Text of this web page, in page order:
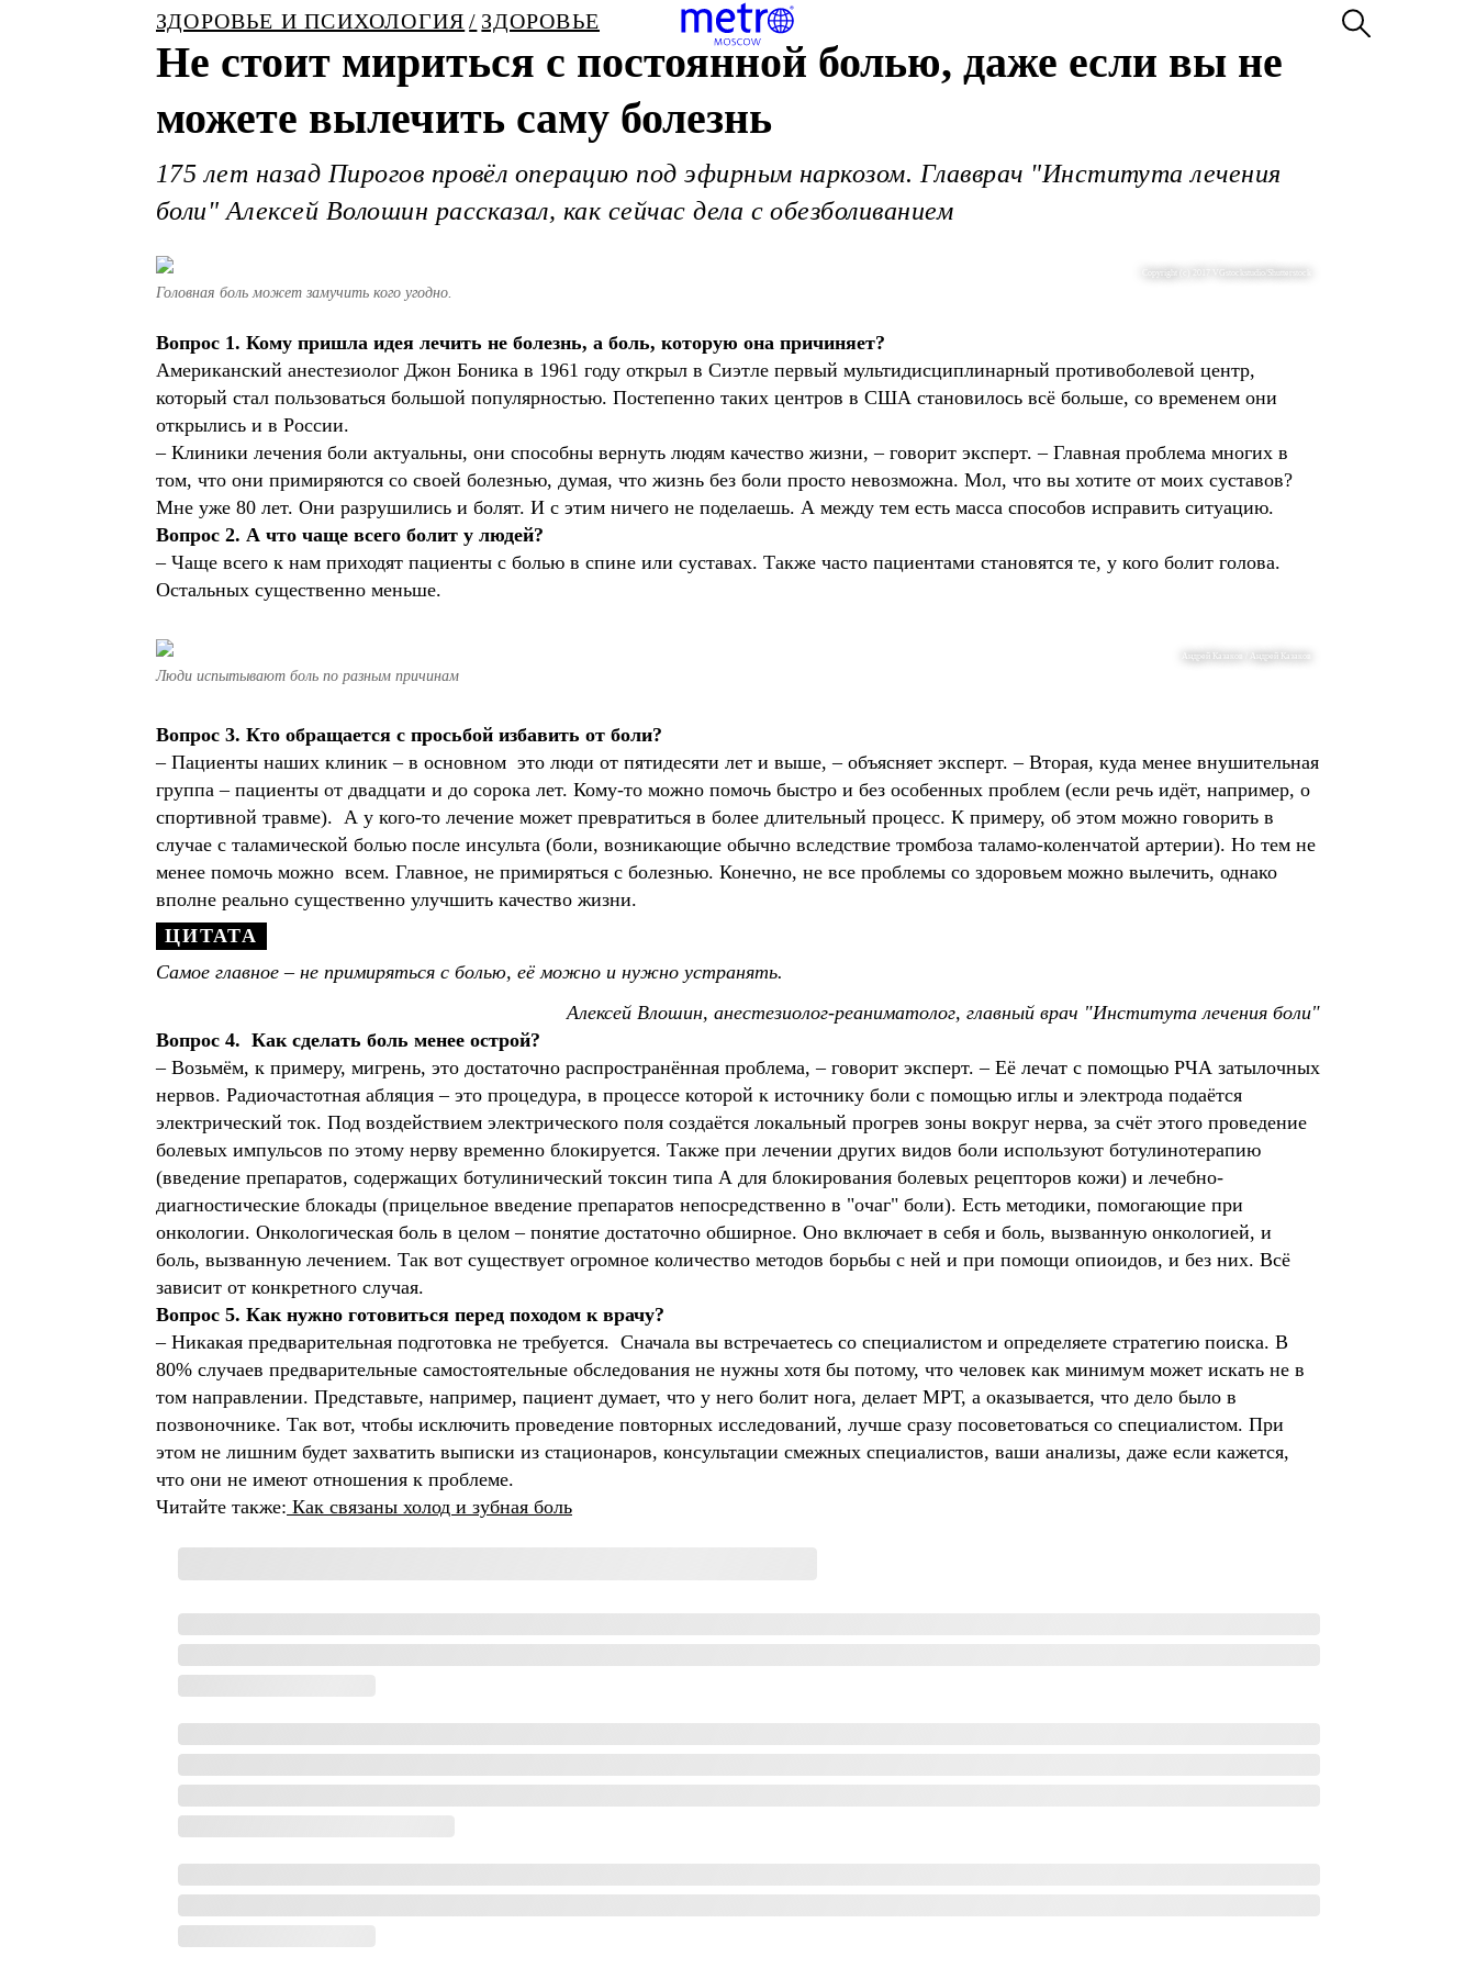
ЗДОРОВЬЕ И ПСИХОЛОГИЯ ЗДОРОВЬЕ
Не стоит мириться с постоянной болью, даже если вы не
можете вылечить саму болезнь
175 лет назад Пирогов провёл операцию под эфирным наркозом. Главврач "Института лечения
боли" Алексей Волошин рассказал, как сейчас дела с обезболиванием
Copyright (c) 2017 VGstockstudio/Shutterstock
Головная боль может замучить кого угодно.
Вопрос 1. Кому пришла идея лечить не болезнь, а боль, которую она причиняет?
Американский анестезиолог Джон Боника в 1961 году открыл в Сиэтле первый мультидисциплинарный противоболевой центр,
который стал пользоваться большой популярностью. Постепенно таких центров в США становилось всё больше, со временем они
открылись и в России.
– Клиники лечения боли актуальны, они способны вернуть людям качество жизни, – говорит эксперт. – Главная проблема многих в
том, что они примиряются со своей болезнью, думая, что жизнь без боли просто невозможна. Мол, что вы хотите от моих суставов?
Мне уже 80 лет. Они разрушились и болят. И с этим ничего не поделаешь. А между тем есть масса способов исправить ситуацию.
Вопрос 2. А что чаще всего болит у людей?
– Чаще всего к нам приходят пациенты с болью в спине или суставах. Также часто пациентами становятся те, у кого болит голова.
Остальных существенно меньше.
Андрей Казаков / Андрей Казаков
Люди испытывают боль по разным причинам
Вопрос 3. Кто обращается с просьбой избавить от боли?
– Пациенты наших клиник – в основном это люди от пятидесяти лет и выше, – объясняет эксперт. – Вторая, куда менее внушительная
группа – пациенты от двадцати и до сорока лет. Кому-то можно помочь быстро и без особенных проблем (если речь идёт, например, о
спортивной травме). А у кого-то лечение может превратиться в более длительный процесс. К примеру, об этом можно говорить в
случае с таламической болью после инсульта (боли, возникающие обычно вследствие тромбоза таламо-коленчатой артерии). Но тем не
менее помочь можно всем. Главное, не примиряться с болезнью. Конечно, не все проблемы со здоровьем можно вылечить, однако
вполне реально существенно улучшить качество жизни.
Самое главное – не примиряться с болью, её можно и нужно устранять.
Алексей Влошин, анестезиолог-реаниматолог, главный врач "Института лечения боли"
Вопрос 4. Как сделать боль менее острой?
– Возьмём, к примеру, мигрень, это достаточно распространённая проблема, – говорит эксперт. – Её лечат с помощью РЧА затылочных
нервов. Радиочастотная абляция – это процедура, в процессе которой к источнику боли с помощью иглы и электрода подаётся
электрический ток. Под воздействием электрического поля создаётся локальный прогрев зоны вокруг нерва, за счёт этого проведение
болевых импульсов по этому нерву временно блокируется. Также при лечении других видов боли используют ботулинотерапию
(введение препаратов, содержащих ботулинический токсин типа А для блокирования болевых рецепторов кожи) и лечебно-
диагностические блокады (прицельное введение препаратов непосредственно в "очаг" боли). Есть методики, помогающие при
онкологии. Онкологическая боль в целом – понятие достаточно обширное. Оно включает в себя и боль, вызванную онкологией, и
боль, вызванную лечением. Так вот существует огромное количество методов борьбы с ней и при помощи опиоидов, и без них. Всё
зависит от конкретного случая.
Вопрос 5. Как нужно готовиться перед походом к врачу?
– Никакая предварительная подготовка не требуется. Сначала вы встречаетесь со специалистом и определяете стратегию поиска. В
80% случаев предварительные самостоятельные обследования не нужны хотя бы потому, что человек как минимум может искать не в
том направлении. Представьте, например, пациент думает, что у него болит нога, делает МРТ, а оказывается, что дело было в
позвоночнике. Так вот, чтобы исключить проведение повторных исследований, лучше сразу посоветоваться со специалистом. При
этом не лишним будет захватить выписки из стационаров, консультации смежных специалистов, ваши анализы, даже если кажется,
что они не имеют отношения к проблеме.
Читайте также: Как связаны холод и зубная боль